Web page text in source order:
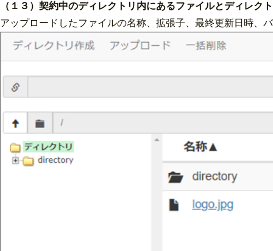
（１３）契約中のディレクトリ内にあるファイルとディレク
アップロードしたファイルの名称、拡張子、最終更新日時、